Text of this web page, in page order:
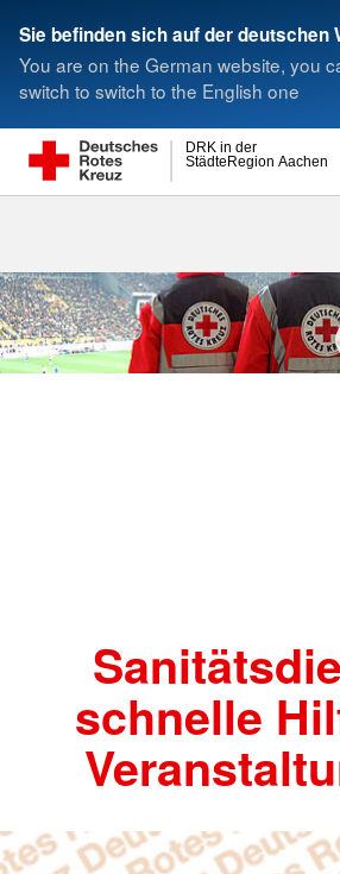
Sie befinden sich auf der deutschen
You are on the German website, you
switch to switch to the English one
StädteRegion Aachen
DRK in der
schnelle